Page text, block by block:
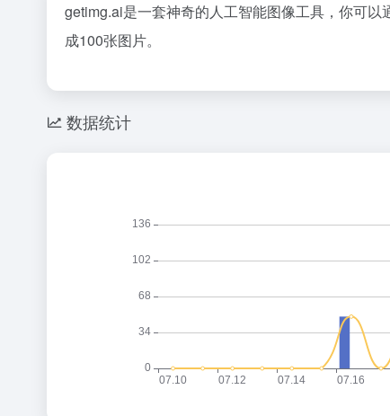
getimg.ai是一套神奇的人工智能图像工具，你可
成100张图片。
数据统计